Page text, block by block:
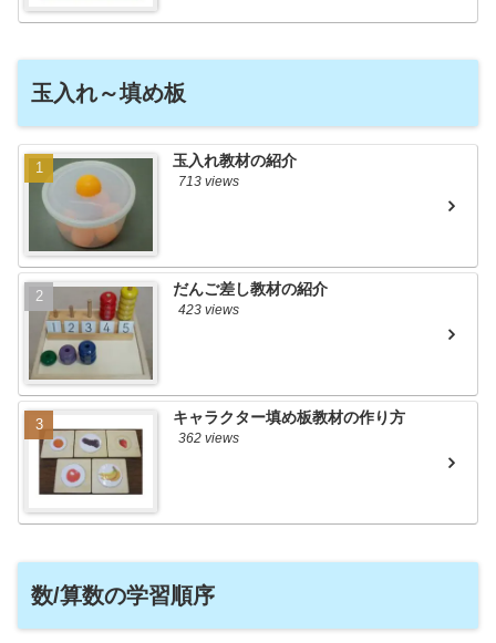
玉入れ～填め板
玉入れ教材の紹介
713 views
だんご差し教材の紹介
423 views
キャラクター填め板教材の作り方
362 views
数/算数の学習順序